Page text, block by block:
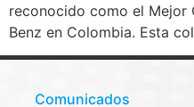
reconocido como el Mejor
Benz en Colombia. Esta
Comunicados